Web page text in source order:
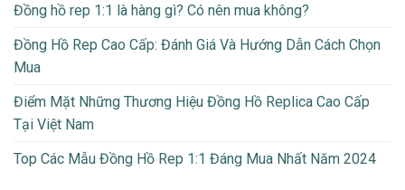
Đồng hồ rep 1:1 là hàng gì? Có nên mua không?
Đồng Hồ Rep Cao Cấp: Đánh Giá Và Hướng Dẫn Cách Chọn
Mua
Điểm Mặt Những Thương Hiệu Đồng Hồ Replica Cao Cấp
Tại Việt Nam
Top Các Mẫu Đồng Hồ Rep 1:1 Đáng Mua Nhất Năm 2024